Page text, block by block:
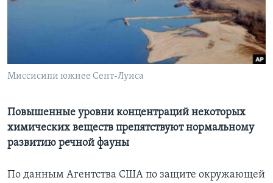
Языки
Миссисипи южнее Сент-Луиса
Повышенные уровни концентраций некоторых
химических веществ препятствуют нормальному
развитию речной фауны
По данным Агентства США по защите окружающей